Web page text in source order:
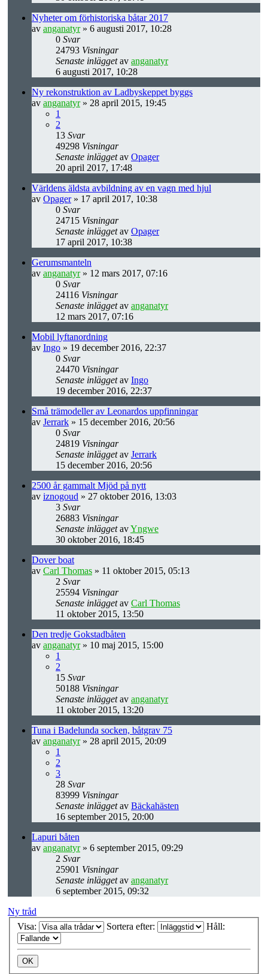
Nyheter om förhistoriska båtar 2017
av anganatyr» 6 augusti 2017, 10:28
0 Svar
24793 Visningar
Senaste inläggetav anganatyr
6 augusti 2017, 10:28
Ny rekonstruktion av Ladbyskeppet byggs
av anganatyr» 28 april 2015, 19:45
1
2
13 Svar
49298 Visningar
Senaste inläggetav Opager
20 april 2017, 17:48
Världens äldsta avbildning av en vagn med hjul
av Opager» 17 april 2017, 10:38
0 Svar
24715 Visningar
Senaste inläggetav Opager
17 april 2017, 10:38
Gerumsmanteln
av anganatyr» 12 mars 2017, 07:16
0 Svar
24116 Visningar
Senaste inläggetav anganatyr
12 mars 2017, 07:16
Mobil lyftanordning
av Ingo » 19 december 2016, 22:37
0 Svar
24470 Visningar
Senaste inläggetav Ingo
19 december 2016, 22:37
Små trämodeller av Leonardos uppfinningar
av Jerrark » 15 december 2016, 20:56
0 Svar
24819 Visningar
Senaste inläggetav Jerrark
15 december 2016, 20:56
2500 år gammalt Mjöd på nytt
av iznogoud » 27 oktober 2016, 13:03
3 Svar
26883 Visningar
Senaste inläggetavYngwe
30 oktober 2016, 18:45
Dover boat
av Carl Thomas » 11 oktober 2015, 05:13
2 Svar
25594 Visningar
Senaste inläggetav Carl Thomas
11 oktober 2015, 13:50
Den tredje Gokstadbåten
av anganatyr» 10 maj 2015, 15:00
1
2
15 Svar
50188 Visningar
Senaste inläggetav anganatyr
11 oktober 2015, 13:20
Tuna i Badelunda socken, båtgrav 75
av anganatyr» 28 april 2015, 20:09
1
2
3
28 Svar
83999 Visningar
Senaste inläggetav Bäckahästen
16 september 2015, 20:00
Lapuri båten
av anganatyr» 6 september 2015, 09:29
2 Svar
25901 Visningar
Senaste inläggetav anganatyr
6 september 2015, 09:32
Ny tråd
Visa:
Sortera efter: Håll: